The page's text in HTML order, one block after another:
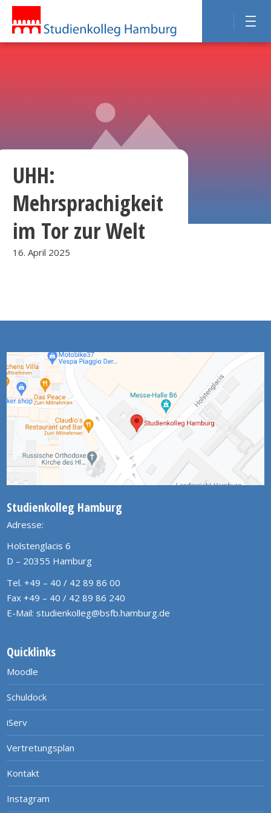
UHH:
Mehrsprachigkeit
im Tor zur Welt
16. April 2025
Studienkolleg Hamburg
Adresse:
Holstenglacis 6
D – 20355 Hamburg
Tel. +49 – 40 / 42 89 86 00
Fax +49 – 40 / 42 89 86 240
E-Mail: studienkolleg@bsfb.hamburg.de
Quicklinks
Moodle
Schuldock
iServ
Vertretungsplan
Kontakt
Instagram